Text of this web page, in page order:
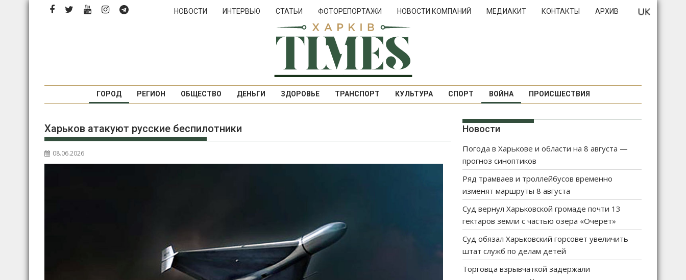
Перейти
НОВОСТИ ИНТЕРВЬЮ СТАТЬИ ФОТОРЕПОРТАЖИ НОВОСТИ КОМПАНИЙ МЕДИАКИТ КОНТАКТЫ АРХИВ
ГОРОД РЕГИОН ОБЩЕСТВО ДЕНЬГИ ЗДОРОВЬЕ ТРАНСПОРТ КУЛЬТУРА СПОРТ ВОЙНА ПРОИСШЕСТВИЯ
Харьков атакуют русские беспилотники
08.06.2026
Новости
Погода в Харькове и области на 8 августа —
прогноз синоптиков
Ряд трамваев и троллейбусов временно
изменят маршруты 8 августа
Суд вернул Харьковской громаде почти 13
гектаров земли с частью озера «Очерет»
Суд обязал Харьковский горсовет увеличить
штат служб по делам детей
Торговца взрывчаткой задержали